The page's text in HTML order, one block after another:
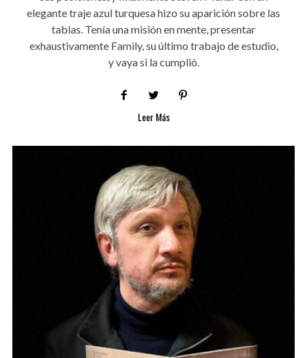
elegante traje azul turquesa hizo su aparición sobre las
tablas. Tenía una misión en mente, presentar
exhaustivamente Family, su último trabajo de estudio,
y vaya si la cumplió.
Leer Más